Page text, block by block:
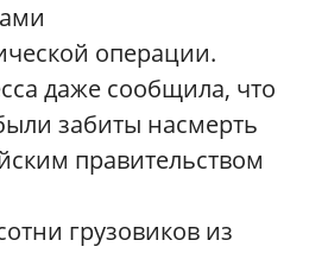
операции.
даже сообщила, что
забиты насмерть
правительством
грузовиков из